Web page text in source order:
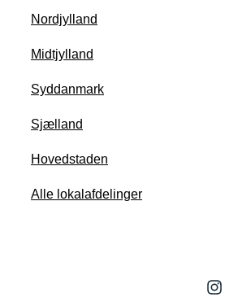
Nordjylland
Midtjylland
Syddanmark
Sjælland
Hovedstaden
Alle lokalafdelinger